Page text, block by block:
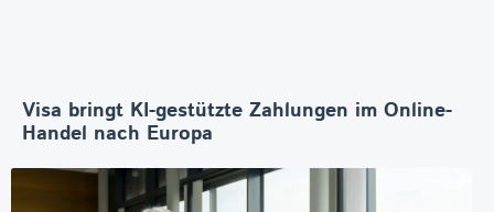
Visa bringt KI-gestützte Zahlungen im Online-
Handel nach Europa